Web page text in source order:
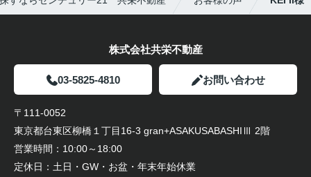
株式会社共栄不動産
03-5825-4810 お問い合わせ
〒111-0052
東京都台東区柳橋１丁目16-3 gran+ASAKUSABASHIⅢ 2階
営業時間： 10:00～18:00
定休日： 土日・GW・お盆・年末年始休業